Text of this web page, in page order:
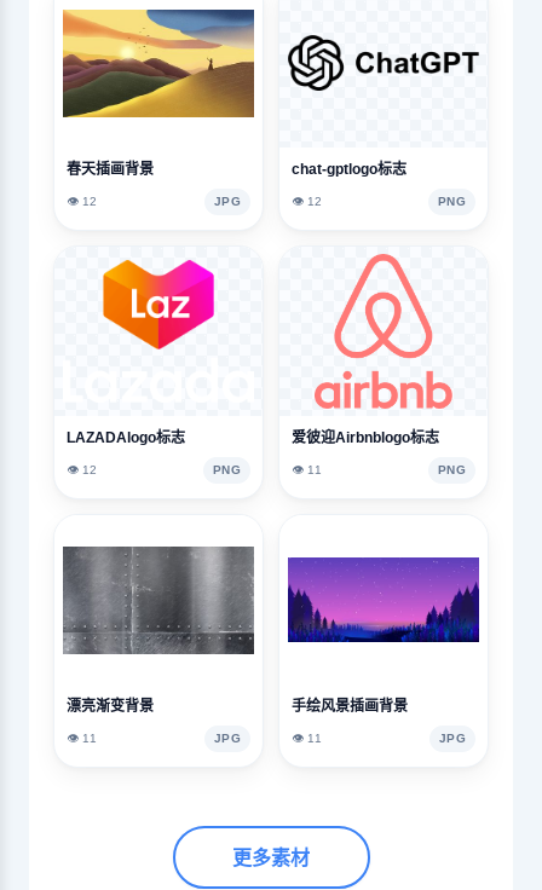
春天插画背景
👁️ 12 JPG
chat-gptlogo标志
👁️ 12 PNG
LAZADAlogo标志
👁️ 12 PNG
爱彼迎Airbnblogo标志
👁️ 11 PNG
漂亮渐变背景
👁️ 11 JPG
手绘风景插画背景
👁️ 11 JPG
更多素材